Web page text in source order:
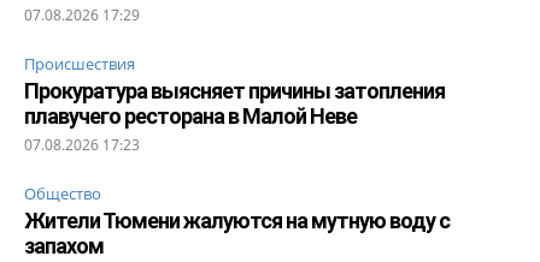
07.08.2026 17:29
Происшествия
Прокуратура выясняет причины затопления
плавучего ресторана в Малой Неве
07.08.2026 17:23
Общество
Жители Тюмени жалуются на мутную воду с
запахом